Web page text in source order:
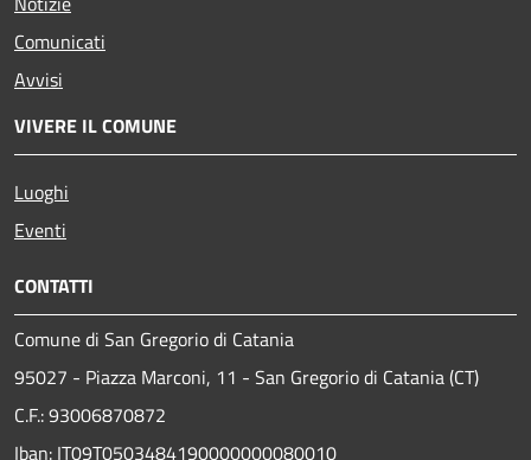
Comunicati
Avvisi
VIVERE IL COMUNE
Luoghi
Eventi
CONTATTI
Comune di San Gregorio di Catania
95027 - Piazza Marconi, 11 - San Gregorio di Catania (CT)
C.F.: 93006870872
Iban: IT09T0503484190000000080010